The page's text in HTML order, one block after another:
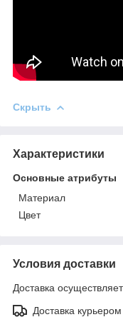
Скрыть
Характеристики
Основные атрибуты
Материал
Цвет
Условия доставки
Доставка
Доставка курьером